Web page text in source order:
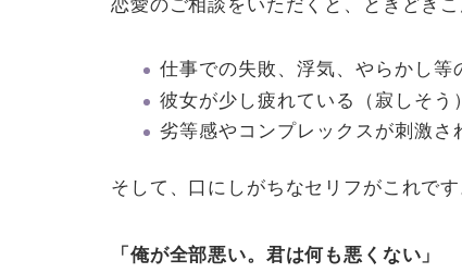
恋愛のご相談をいただくと、ときどき
仕事での失敗、浮気、やらかし
彼女が少し疲れている（寂しそ
劣等感やコンプレックスが刺激さ
そして、口にしがちなセリフがこれです
「俺が全部悪い。君は何も悪くない」